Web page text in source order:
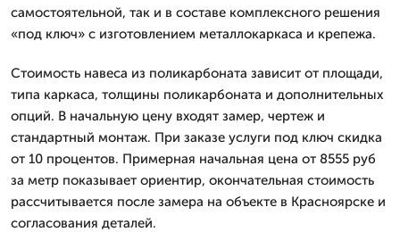
самостоятельной, так и в составе комплексного решения
«под ключ» с изготовлением металлокаркаса и крепежа.
Стоимость навеса из поликарбоната зависит от площади,
типа каркаса, толщины поликарбоната и дополнительных
опций. В начальную цену входят замер, чертеж и
стандартный монтаж. При заказе услуги под ключ скидка
от 10 процентов. Примерная начальная цена от 8555 руб
за метр показывает ориентир, окончательная стоимость
рассчитывается после замера на объекте в Красноярске и
согласования деталей.